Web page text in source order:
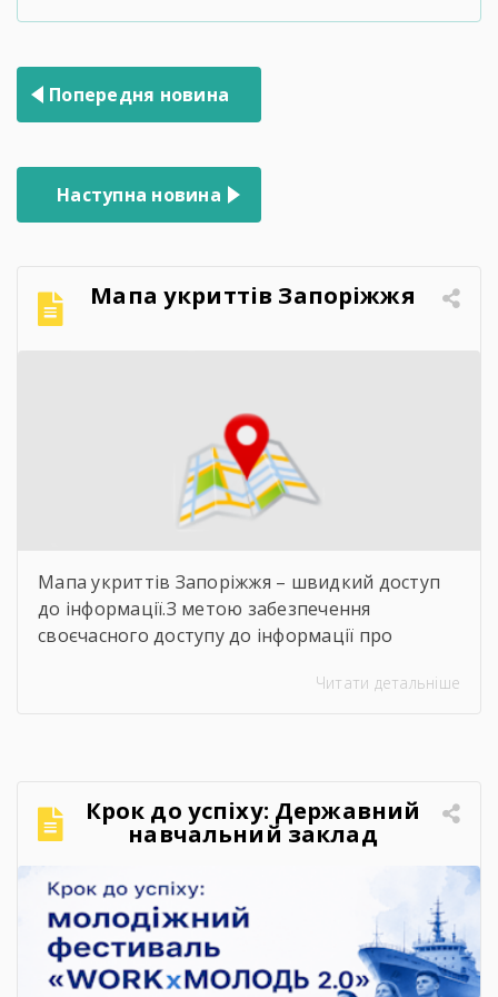
Навігація
записів
Попередня новина
Наступна новина
Мапа укриттів Запоріжжя
Мапа укриттів Запоріжжя – швидкий доступ
до інформації.З метою забезпечення
своєчасного доступу до інформації про
пропонуємо скористатися інтерактивною
щодо розташування укриттів доступна на
офіційних інформаційних ресурсах: ▪️
Запорізької обласної військової адміністрації
– у розділі «Укриття»; ▪️ […]
Читати детальніше
Крок до успіху: Державний
навчальний заклад
«Запорізький центр
професійно-технічної освіти
водного транспорту»
підкорює молодіжний
фестиваль «WORKxМОЛОДЬ
2.0»